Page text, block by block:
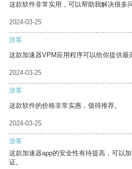
这款软件非常实用，可以帮助我解决很多问
2024-03-25
游客
这款加速器VPM应用程序可以给你提供最
2024-03-25
游客
这款软件的价格非常实惠，值得推荐。
2024-03-25
游客
这款加速器app的安全性有待提高，可以
证。